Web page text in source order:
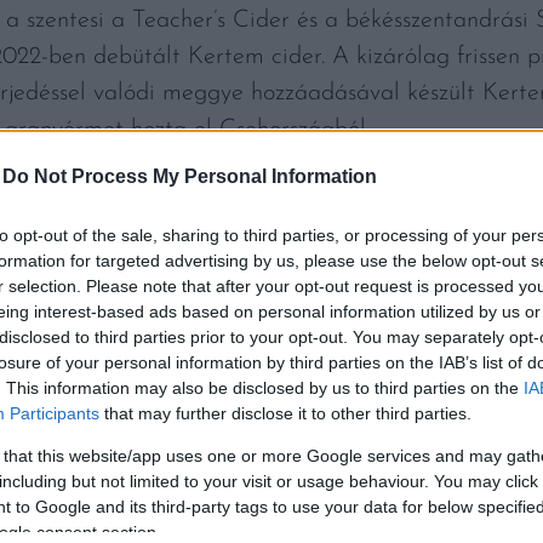
Do Not Process My Personal Information
opt-out of the sale, sharing to third parties, or processing of your
for targeted advertising by us, please use the below opt-out
selection. Please note that after your opt-out request is processed
interest-based ads based on personal information utilized by us
to third parties prior to your opt-out. You may separately
of your personal information by third parties on the IAB’s list of
This information may also be disclosed by us to third parties on the
Participants that may further disclose it to other third parties.
that this website/app uses one or more Google services and may
but not limited to your visit or usage behaviour. You may
to Google and its third-party tags to use your data for below
consent section.
szentesi a Teacher’s Cider és a békésszentandrási
ben debütált Kertem cider. A kizárólag frissen
valódi meggye hozzáadásával készült
hozta el Csehországból.
együtt örülhetünk, mert nem csak ti kedvelitek
jutalmazták az Almás Rétes pastry ale
ciderversenyén, a XXXIII. Pivní Pecet
verziója pedig rögtön aranyéremmel térhetett
be a kategóriájában” – olvasható a